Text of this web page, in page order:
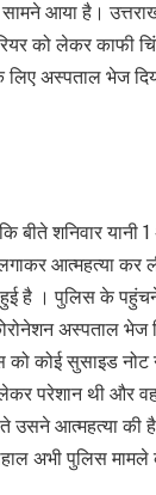
सामने आया है।
को लेकर काफी
अस्पताल भेज
बीते शनिवार
आत्महत्या कर
है । पुलिस के
अस्पताल भेज
कोई सुसाइड
परेशान थी और
आत्महत्या की
अभी पुलिस